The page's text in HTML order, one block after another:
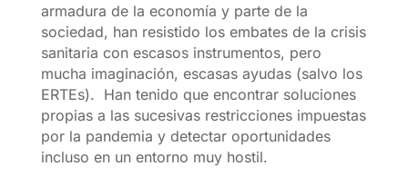
armadura de la economía y parte de la
sociedad, han resistido los embates de la crisis
sanitaria con escasos instrumentos, pero
mucha imaginación, escasas ayudas (salvo los
ERTEs). Han tenido que encontrar soluciones
propias a las sucesivas restricciones impuestas
por la pandemia y detectar oportunidades
incluso en un entorno muy hostil.